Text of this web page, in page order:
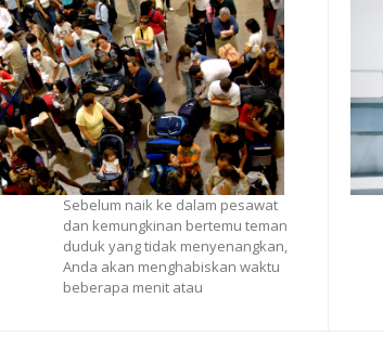
Sebelum naik ke dalam pesawat
dan kemungkinan bertemu teman
duduk yang tidak menyenangkan,
Anda akan menghabiskan waktu
beberapa menit atau